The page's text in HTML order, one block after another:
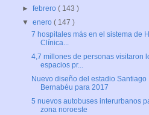
►febrero( 143 )
▼enero( 147 )
7 hospitales más en el sistema de
Clínica...
4,7 millones de personas visitaron
espacios pr...
Nuevo diseño del estadio Santiago
Bernabéu para 2017
5 nuevos autobuses interurbanos
zona noroeste